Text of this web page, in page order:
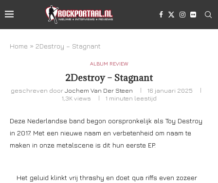
Home » 2Destroy – Stagnant
ALBUM REVIEW
2Destroy – Stagnant
geschreven doorJochem Van Der Steen
16 januari 2025
1,3K views 1 minuten leestijd
Deze Nederlandse band begon oorspronkelijk als Toy Destroy
in 2017. Met een nieuwe naam en verbetenheid om naam te
maken in onze metalscene is dit hun eerste EP.
Het geluid klinkt vrij thrashy en doet qua riffs even zozeer